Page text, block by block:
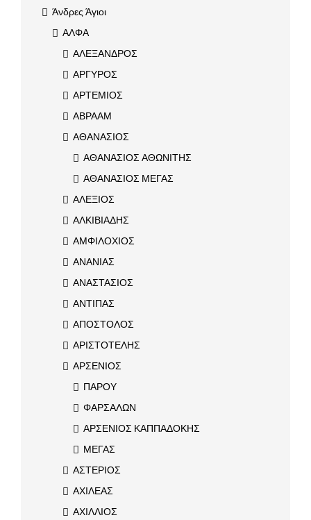
Άνδρες Άγιοι
ΑΛΦΑ
ΑΛΕΞΑΝΔΡΟΣ
ΑΡΓΥΡΟΣ
ΑΡΤΕΜΙΟΣ
ΑΒΡΑΑΜ
ΑΘΑΝΑΣΙΟΣ
ΑΘΑΝΑΣΙΟΣ ΑΘΩΝΙΤΗΣ
ΑΘΑΝΑΣΙΟΣ ΜΕΓΑΣ
ΑΛΕΞΙΟΣ
ΑΛΚΙΒΙΑΔΗΣ
ΑΜΦΙΛΟΧΙΟΣ
ΑΝΑΝΙΑΣ
ΑΝΑΣΤΑΣΙΟΣ
ΑΝΤΙΠΑΣ
ΑΠΟΣΤΟΛΟΣ
ΑΡΙΣΤΟΤΕΛΗΣ
ΑΡΣΕΝΙΟΣ
ΠΑΡΟΥ
ΦΑΡΣΑΛΩΝ
ΑΡΣΕΝΙΟΣ ΚΑΠΠΑΔΟΚΗΣ
ΜΕΓΑΣ
ΑΣΤΕΡΙΟΣ
ΑΧΙΛΕΑΣ
ΑΧΙΛΛΙΟΣ